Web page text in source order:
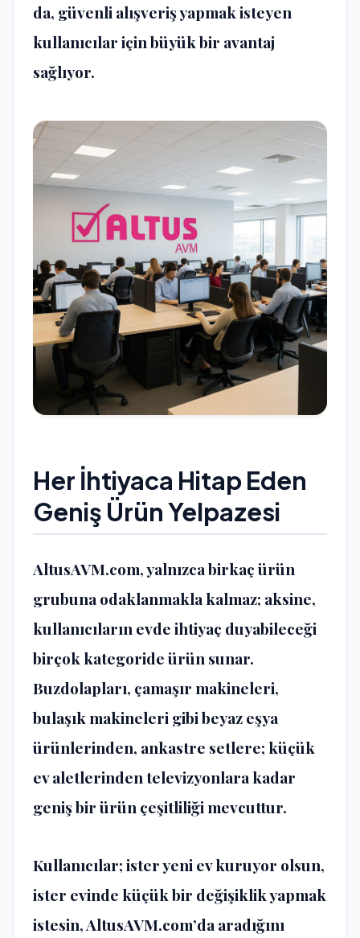
da, güvenli alışveriş yapmak isteyen
kullanıcılar için büyük bir avantaj
sağlıyor.
Her İhtiyaca Hitap Eden
Geniş Ürün Yelpazesi
AltusAVM.com, yalnızca birkaç ürün
grubuna odaklanmakla kalmaz; aksine,
kullanıcıların evde ihtiyaç duyabileceği
birçok kategoride ürün sunar.
Buzdolapları, çamaşır makineleri,
bulaşık makineleri gibi beyaz eşya
ürünlerinden, ankastre setlere; küçük
ev aletlerinden televizyonlara kadar
geniş bir ürün çeşitliliği mevcuttur.
Kullanıcılar; ister yeni ev kuruyor olsun,
ister evinde küçük bir değişiklik yapmak
istesin, AltusAVM.com’da aradığını